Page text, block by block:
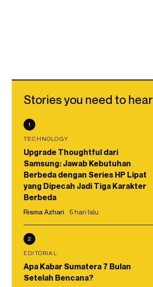
Stories you need to hear
1
TECHNOLOGY
Upgrade Thoughtful dari
Samsung: Jawab Kebutuhan
Berbeda dengan Series HP Lipat
yang Dipecah Jadi Tiga Karakter
Berbeda
Risma Azhari 5 hari lalu
2
EDITORIAL
Apa Kabar Sumatera 7 Bulan
Setelah Bencana?